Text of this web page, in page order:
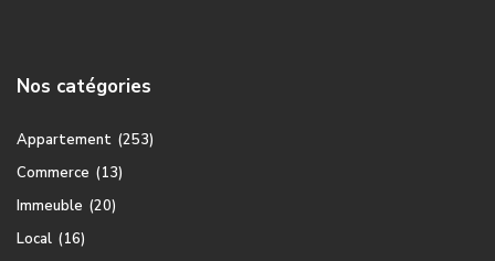
Nos catégories
Appartement (253)
Commerce (13)
Immeuble (20)
Local (16)